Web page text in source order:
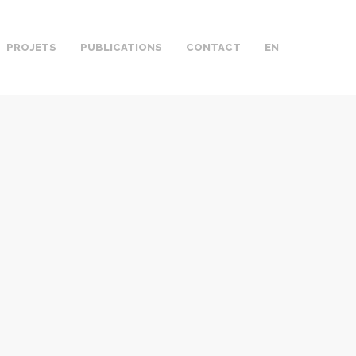
PROJETS PUBLICATIONS CONTACT EN